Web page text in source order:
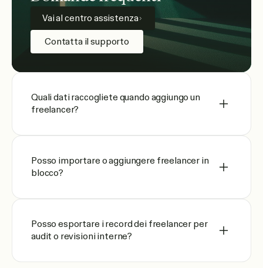
Vai al centro assistenza
Contatta il supporto
Quali dati raccogliete quando aggiungo un
freelancer?
Posso importare o aggiungere freelancer in
blocco?
Posso esportare i record dei freelancer per
audit o revisioni interne?